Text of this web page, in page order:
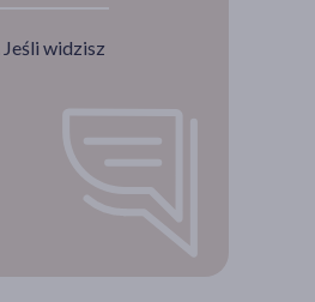
widzisz